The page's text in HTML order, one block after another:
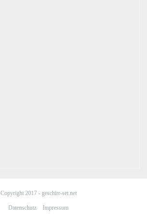
Copyright 2017 - geschirr-set.net
Datenschutz Impressum